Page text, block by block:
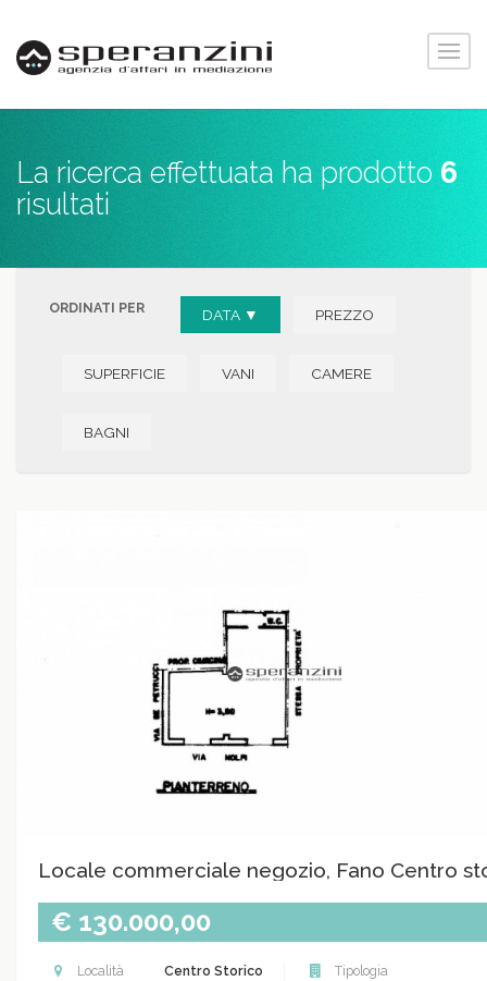
La ricerca effettuata ha prodotto 6
risultati
ORDINATI PER DATA ▼ PREZZO
SUPERFICIE VANI CAMERE
BAGNI
Locale commerciale negozio, Fano Centro
€ 130.000,00
Località Centro Storico
Tipologia